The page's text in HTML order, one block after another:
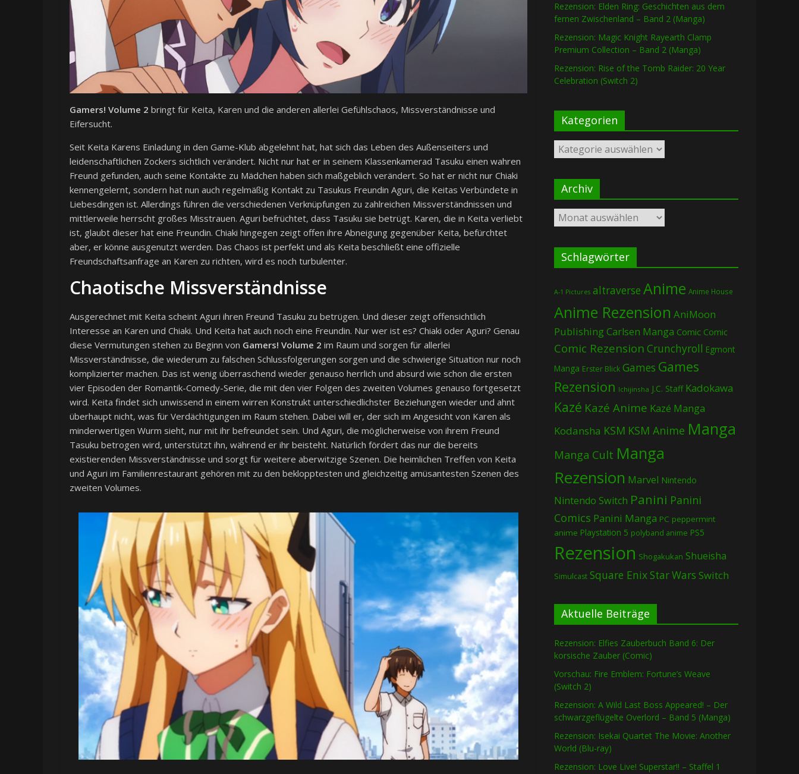
Gamers! Volume 2 bringt für Keita, Karen und die anderen allerlei Gefühlschaos, Missverständnisse und
Eifersucht.
Seit Keita Karens Einladung in den Game-Klub abgelehnt hat, hat sich das Leben des Außenseiters und
leidenschaftlichen Zockers sichtlich verändert. Nicht nur hat er in seinem Klassenkamerad Tasuku einen wahren
Freund gefunden, auch seine Kontakte zu Mädchen haben sich maßgeblich verändert. So hat er nicht nur Chiaki
kennengelernt, sondern hat nun auch regelmäßig Kontakt zu Tasukus Freundin Aguri, die Keitas Verbündete in
Liebesdingen ist. Allerdings führen die verschiedenen Verknüpfungen zu zahlreichen Missverständnissen und
mittlerweile herrscht großes Misstrauen. Aguri befrüchtet, dass Tasuku sie betrügt. Karen, die in Keita verliebt
ist, glaubt dieser hat eine Freundin. Chiaki hingegen zeigt offen ihre Abneigung gegenüber Keita, befürchtet
aber, er könne ausgenutzt werden. Das Chaos ist perfekt und als Keita beschließt eine offizielle
Freundschaftsanfrage an Karen zu richten, wird es noch turbulenter.
Chaotische Missverständnisse
Ausgerechnet mit Keita scheint Aguri ihren Freund Tasuku zu betrügen. Und dieser zeigt offensichtlich
Interesse an Karen und Chiaki. Und Keita hat auch noch eine Freundin. Nur wer ist es? Chiaki oder Aguri? Genau
diese Vermutungen stehen zu Beginn von Gamers! Volume 2 im Raum und sorgen für allerlei
Missverständnisse, die wiederum zu falschen Schlussfolgerungen sorgen und die schwierige Situation nur noch
komplizierter machen. Das ist wenig überraschend wieder genauso herrlich und absurd wie schon die ersten
vier Episoden der Romantik-Comedy-Serie, die mit den vier Folgen des zweiten Volumes genauso fortgesetzt
wird. Keita findet sich unwissend in einem wirren Konstrukt unterschiedlichster Beziehungen wieder und ahnt
überhaupt nicht, was für Verdächtigungen im Raum stehen. Dabei will er, der sich im Angesicht von Karen als
minderwertigen Wurm sieht, nur mit ihr befreundet sein. Und Aguri, die möglicherweise von ihrem Freund
Tasuku betrogen wird, unterstützt ihn, während er ihr beisteht. Natürlich fördert das nur die bereits
existierenden Missverständnisse und sorgt für weitere aberwitzige Szenen. Die heimlichen Treffen von Keita
und Aguri im Familienrestaurant gehören mit zu den beklopptesten und gleichzeitig amüsantesten Szenen des
zweiten Volumes.
Rezension: Elden Ring: Geschichten aus dem
fernen Zwischenland – Band 2 (Manga)
Rezension: Magic Knight Rayearth Clamp
Premium Collection – Band 2 (Manga)
Rezension: Rise of the Tomb Raider: 20 Year
Celebration (Switch 2)
Kategorien
Kategorien
Archiv
Archiv
Schlagwörter
A-1 Pictures altraverse Anime Anime House
Anime Rezension AniMoon
PublishingCarlsen Manga Comic Comic
Comic Rezension Crunchyroll Egmont
Manga Erster Blick Games Games
Rezension Ichijinsha J.C. Staff Kadokawa
Kazé Kazé Anime Kazé Manga
Kodansha KSM KSM Anime Manga
Manga Cult Manga
Rezension Marvel Nintendo
Nintendo Switch Panini Panini
Comics Panini Manga PC peppermint
anime Playstation 5 polyband anime PS5
Rezension Shogakukan Shueisha
Simulcast Square EnixStar Wars Switch
Aktuelle Beiträge
Rezension: Elfies Zauberbuch Band 6: Der
korsische Zauber (Comic)
Vorschau: Fire Emblem: Fortune’s Weave
(Switch 2)
Rezension: A Wild Last Boss Appeared! – Der
schwarzgeflügelte Overlord – Band 5 (Manga)
Rezension: Isekai Quartet The Movie: Another
World (Blu-ray)
Rezension: Love Live! Superstar!! – Staffel 1